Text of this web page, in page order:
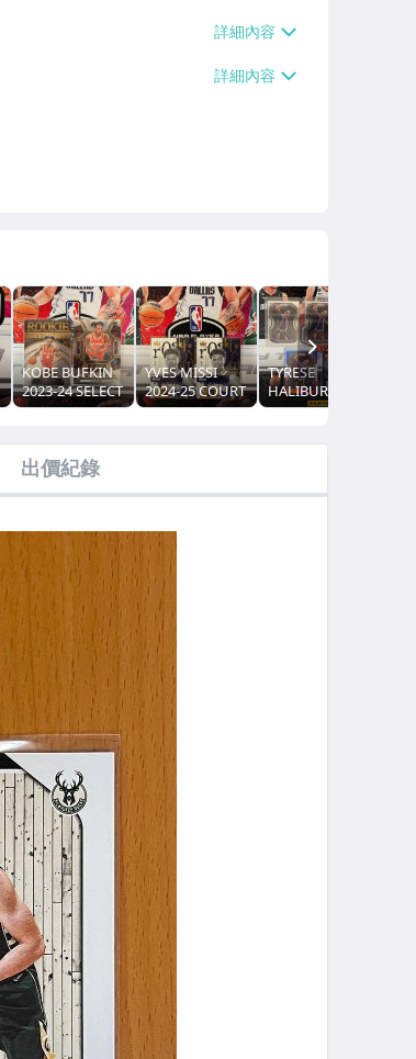
KOBE BUFKIN
2023-24 SELECT
特卡 RC 新人
YVES MISSI
2024-25 COURT
KINGS RC 新人
TYRESE
HALIBURTON
2020-21 PRIZM
人 RC
出價紀錄